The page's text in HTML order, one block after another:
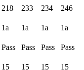
218 233 234
246
1а 1а 1а
1а
Pass Pass Pass
Pass
15 15 15 15